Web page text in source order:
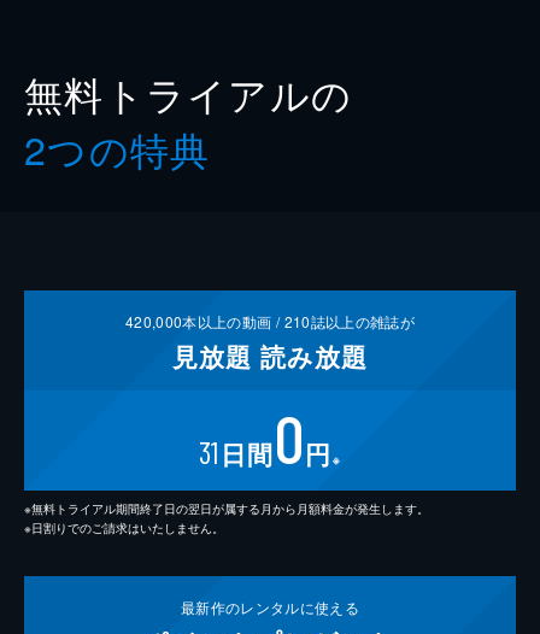
無料トライアルの
2つの特典
420,000本以上の動画 /210誌以上の雑誌が
見放題 読み放題
31 日間0円 ※
※無料トライアル期間終了日の翌日が属する月から月額料金が発生します。
※日割りでのご請求はいたしません。
最新作のレンタルに使える